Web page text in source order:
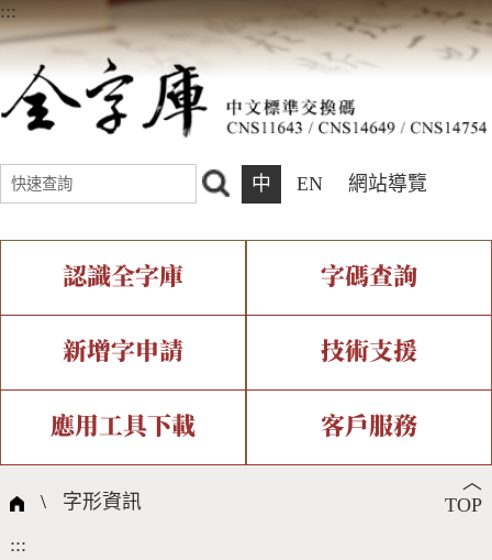
:::
中 EN 網站導覽
認識全字庫
全字庫介紹 全字庫現況
中文碼介紹 專有名詞介紹
國際字碼相關組織
字碼查詢
IDS查詢 部件查詢
複合查詢 注音查詢
筆畫查詢
新增字申請
新字申請處理流程
技術支援
字形即時顯示 造字解決方案
全字庫授權 轉碼Web Service
應用工具下載
個人電腦造字處理工具
客戶服務
問題集
︿
TOP
\ 字形資訊
:::